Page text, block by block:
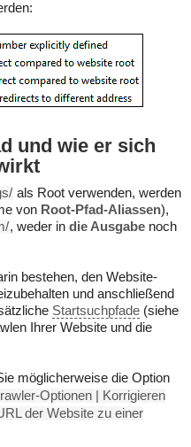
und wie er sich
als Root verwenden, werden
von Root-Pfad-Aliassen),
, weder in die Ausgabe noch
bestehen, den Website-
und anschließend
Startsuchpfade (siehe
Ihrer Website und die
möglicherweise die Option
Optionen | Korrigieren
der Website zu einer